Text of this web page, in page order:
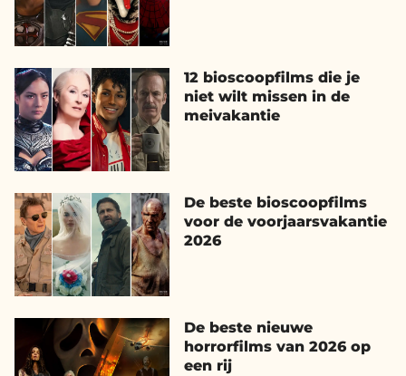
12 bioscoopfilms die je
niet wilt missen in de
meivakantie
De beste bioscoopfilms
voor de voorjaarsvakantie
2026
De beste nieuwe
horrorfilms van 2026 op
een rij